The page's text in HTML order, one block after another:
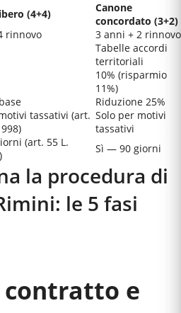
(4+4)
Canone
concordato (3+2)
rinnovo
3 anni + 2 rinnovo
Tabelle accordi
territoriali
10% (risparmio
11%)
Riduzione 25%
tassativi (art. Solo per motivi
tassativi
(art. 55 L.
Sì — 90 giorni
la procedura di
: le 5 fasi
e